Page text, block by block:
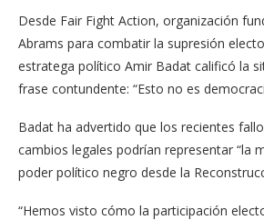
Desde Fair Fight Action, organización
Abrams para combatir la supresión
estratega político Amir Badat calificó la
frase contundente: “Esto no es
Badat ha advertido que los recientes
cambios legales podrían representar “la
poder político negro desde la
“Hemos visto cómo la participación